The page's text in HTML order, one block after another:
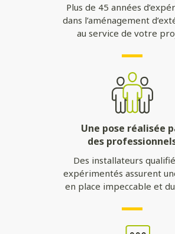
Plus de 45 années
dans l’aménagement
au service de votre
Une pose réalisée
des
Des installateurs
expérimentés assurent
en place impeccable et